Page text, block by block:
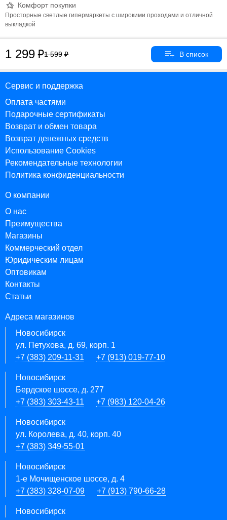
Комфорт покупки
Просторные светлые гипермаркеты с широкими проходами и отличной
выкладкой
1 299 1 599
Сервис и поддержка
Оплата частями
Подарочные сертификаты
Возврат и обмен товара
Возврат денежных средств
Использование Cookies
Рекомендательные технологии
Политика конфиденциальности
О компании
О нас
Преимущества
Магазины
Коммерческий отдел
Юридическим лицам
Оптовикам
Контакты
Статьи
Адреса магазинов
Новосибирск
ул. Петухова, д. 69, корп. 1
+7 (383) 209-11-31
+7 (913) 019-77-10
Новосибирск
Бердское шоссе, д. 277
+7 (383) 303-43-11
+7 (983) 120-04-26
Новосибирск
ул. Королева, д. 40, корп. 40
+7 (383) 349-55-01
Новосибирск
1-е Мочищенское шоссе, д. 4
+7 (383) 328-07-09
+7 (913) 790-66-28
Новосибирск